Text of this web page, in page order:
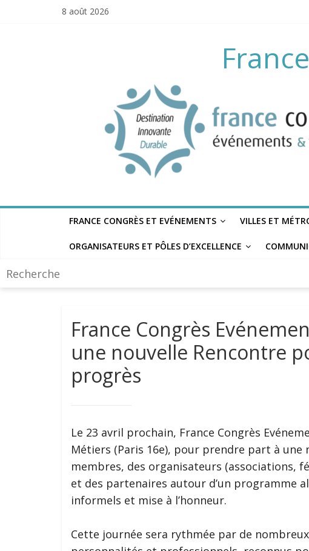
8 août 2026
FRANCE CONGRÈS ET EVÉNEMENTS VILLES ET
ORGANISATEURS ET PÔLES D’EXCELLENCE
France Congrès
une nouvelle Rencontre
progrès
Le 23 avril prochain, France Congrès
Métiers (Paris 16e), pour prendre part à
membres, des organisateurs (associations,
et des partenaires autour d’un programme
informels et mise à l’honneur.
Cette journée sera rythmée par de